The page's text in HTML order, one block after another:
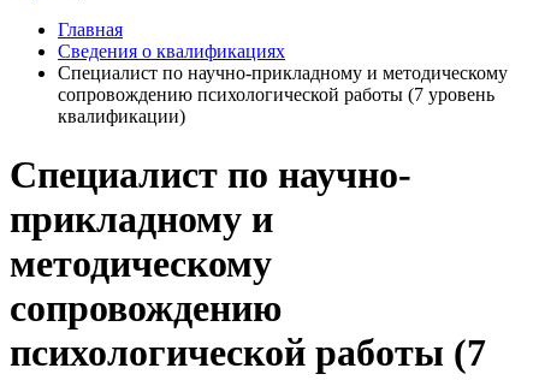
Главная
Сведения о квалификациях
Специалист по научно-прикладному и методическому
сопровождению психологической работы (7 уровень
квалификации)
Специалист по научно-
прикладному и
методическому
сопровождению
психологической работы (7